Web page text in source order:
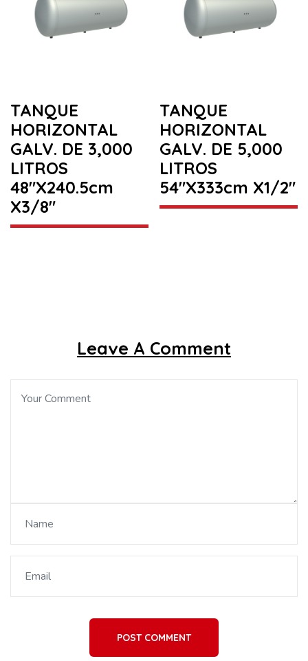
TANQUE
HORIZONTAL
GALV. DE 3,000
LITROS
48″X240.5cm
X3/8″
TANQUE
HORIZONTAL
GALV. DE 5,000
LITROS
54″X333cm X1/2″
Leave A Comment
POST COMMENT